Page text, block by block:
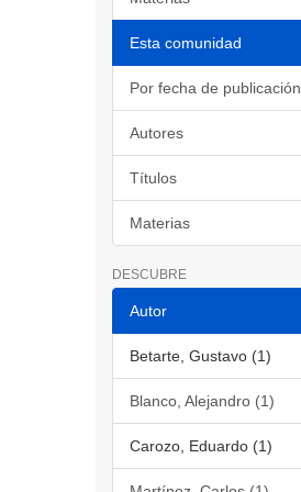
Esta comunidad
Por fecha de publicación
Autores
Títulos
Materias
DESCUBRE
Autor
Betarte, Gustavo (1)
Blanco, Alejandro (1)
Carozo, Eduardo (1)